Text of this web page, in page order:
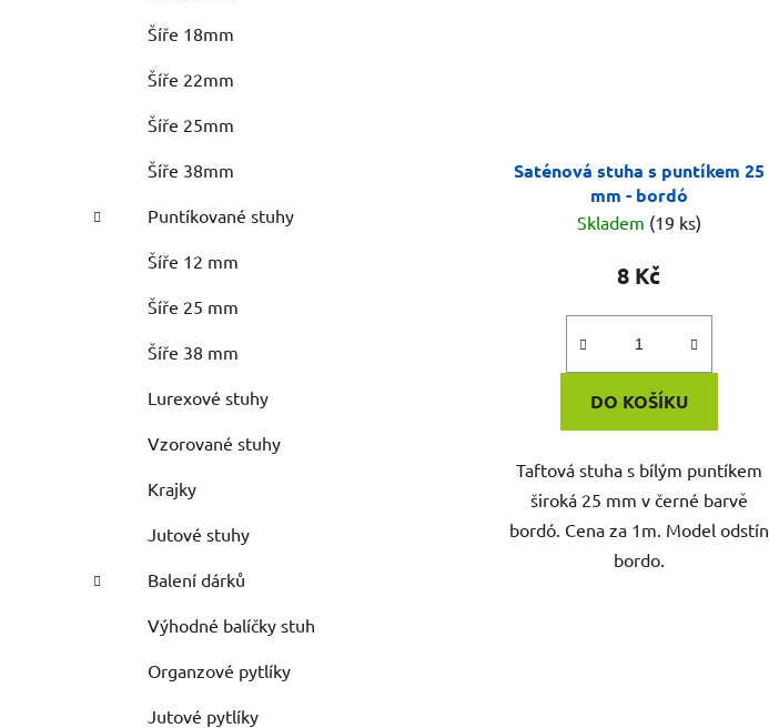
Šíře 18mm
Šíře 22mm
Šíře 25mm
Šíře 38mm
Puntíkované stuhy
Šíře 12 mm
Šíře 25 mm
Šíře 38 mm
Lurexové stuhy
Vzorované stuhy
Krajky
Jutové stuhy
Balení dárků
Výhodné balíčky stuh
Organzové pytlíky
Jutové pytlíky
Saténová stuha s puntíkem 25
mm - bordó
Skladem (19 ks)
8 Kč
DO KOŠÍKU
Taftová stuha s bílým puntíkem
široká 25 mm v černé barvě
bordó. Cena za 1m. Model odstín
bordo.